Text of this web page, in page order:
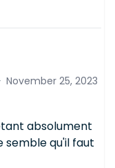
November 25, 2023
absolument
semble qu'il faut